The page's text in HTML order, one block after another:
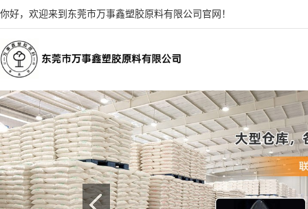
你好，欢迎来到东莞市万事鑫塑胶原料有限公司官网！